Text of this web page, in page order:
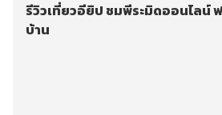
รีวิวเที่ยวอียิป ชมพีระมิดออนไลน์
บ้าน